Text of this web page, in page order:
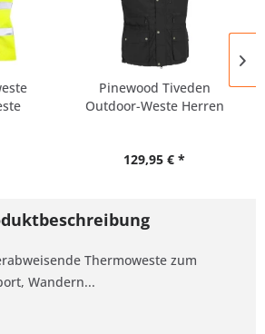
Pinewood Tiveden
Outdoor-Weste Herren
129,95 € *
Thermoweste zum
Wandern...